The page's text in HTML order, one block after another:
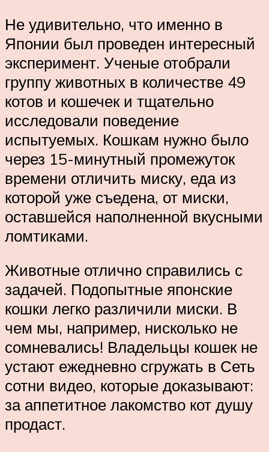
Не удивительно, что именно в
Японии был проведен интересный
эксперимент. Ученые отобрали
группу животных в количестве 49
котов и кошечек и тщательно
исследовали поведение
испытуемых. Кошкам нужно было
через 15-минутный промежуток
времени отличить миску, еда из
которой уже съедена, от миски,
оставшейся наполненной вкусными
ломтиками.
Животные отлично справились с
задачей. Подопытные японские
кошки легко различили миски. В
чем мы, например, нисколько не
сомневались! Владельцы кошек не
устают ежедневно сгружать в Сеть
сотни видео, которые доказывают:
за аппетитное лакомство кот душу
продаст.